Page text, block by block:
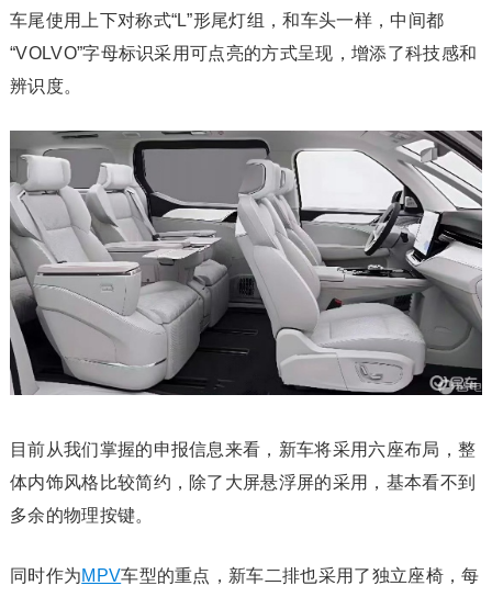
车尾使用上下对称式“L”形尾灯组，和车头一样，中间都
“VOLVO”字母标识采用可点亮的方式呈现，增添了科技感和
辨识度。
目前从我们掌握的申报信息来看，新车将采用六座布局，整
体内饰风格比较简约，除了大屏悬浮屏的采用，基本看不到
多余的物理按键。
同时作为MPV车型的重点，新车二排也采用了独立座椅，每